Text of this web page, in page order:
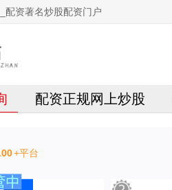
配资著名炒股配资门户
配资正规网上炒股
+平台